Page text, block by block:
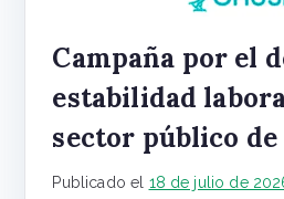
Campaña por el
estabilidad
sector público de
Publicado el 18 de julio de